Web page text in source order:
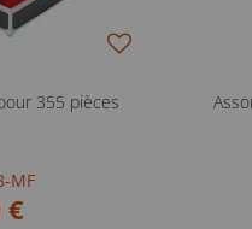
355 pièces
MF
€